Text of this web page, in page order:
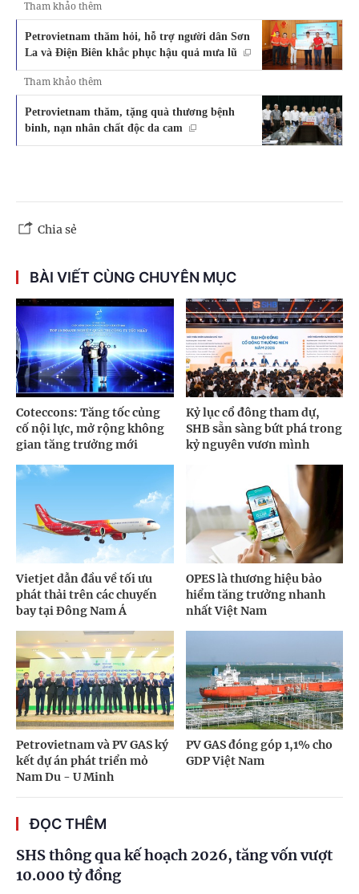
Tham khảo thêm
Petrovietnam thăm hỏi, hỗ trợ người dân Sơn
La và Điện Biên khắc phục hậu quả mưa lũ
Tham khảo thêm
Petrovietnam thăm, tặng quà thương bệnh
binh, nạn nhân chất độc da cam
Chia sẻ
BÀI VIẾT CÙNG CHUYÊN MỤC
Coteccons: Tăng tốc củng
cố nội lực, mở rộng không
gian tăng trưởng mới
Kỷ lục cổ đông tham dự,
SHB sẵn sàng bứt phá trong
kỷ nguyên vươn mình
Vietjet dẫn đầu về tối ưu
phát thải trên các chuyến
bay tại Đông Nam Á
OPES là thương hiệu bảo
hiểm tăng trưởng nhanh
nhất Việt Nam
Petrovietnam và PV GAS ký
kết dự án phát triển mỏ
Nam Du - U Minh
PV GAS đóng góp 1,1% cho
GDP Việt Nam
ĐỌC THÊM
SHS thông qua kế hoạch 2026, tăng vốn vượt
10.000 tỷ đồng